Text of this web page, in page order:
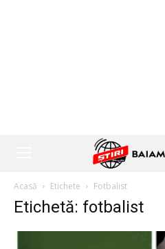
Acasă Etichete Fotbalist
Etichetă: fotbalist